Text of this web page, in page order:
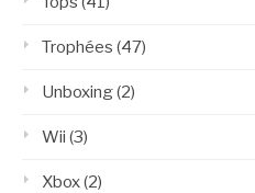
Trophées (47)
Unboxing(2)
Wii (3)
Xbox(2)